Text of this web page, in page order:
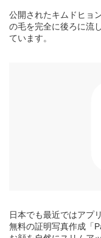
公開されたキムドヒョ
の毛を完全に後ろに流
ています。
日本でも最近ではアプ
無料の証明写真作成「